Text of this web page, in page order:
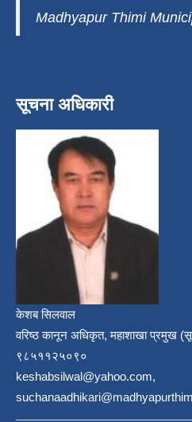
Madhyapur Thimi
सूचना अधिकारी
केशब सिलवाल
वरिष्ठ कानून अधिकृत, महाशाखा प्रमुख
९८५११२५०९०
keshabsilwal@yahoo.com,